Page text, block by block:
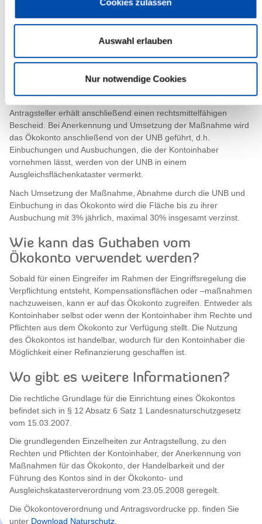
Cookies zulassen
Auswahl erlauben
Nur notwendige Cookies
rechtzeitig vor Beginn der Naturschutzmaßnahme zu stellen, da
die Maßnahme sonst nicht anerkannt werden kann. Neben den
der Antrag insbesondere die Dokumentation des
Ausgangzustandes der Fläche, die Beschreibung der geplanten
bzw. dem langfristig angestrebten Entwicklungsziel enthalten.
Antragsteller erhält anschließend einen rechtsmittelfähigen
Bescheid. Bei Anerkennung und Umsetzung der Maßnahme wird
das Ökokonto anschließend von der UNB geführt, d.h.
Einbuchungen und Ausbuchungen, die der Kontoinhaber
vornehmen lässt, werden von der UNB in einem
Ausgleichsflächenkataster vermerkt.
Nach Umsetzung der Maßnahme, Abnahme durch die UNB und
Einbuchung in das Ökokonto wird die Fläche bis zu ihrer
Ausbuchung mit 3% jährlich, maximal 30% insgesamt verzinst.
Wie kann das Guthaben vom
Ökokonto verwendet werden?
Sobald für einen Eingreifer im Rahmen der Eingriffsregelung die
Verpflichtung entsteht, Kompensationsflächen oder –maßnahmen
nachzuweisen, kann er auf das Ökokonto zugreifen. Entweder als
Kontoinhaber selbst oder wenn der Kontoinhaber ihm Rechte und
Pflichten aus dem Ökokonto zur Verfügung stellt. Die Nutzung
des Ökokontos ist handelbar, wodurch für den Kontoinhaber die
Möglichkeit einer Refinanzierung geschaffen ist.
Wo gibt es weitere Informationen?
Die rechtliche Grundlage für die Einrichtung eines Ökokontos
befindet sich in § 12 Absatz 6 Satz 1 Landesnaturschutzgesetz
vom 15.03.2007.
Die grundlegenden Einzelheiten zur Antragstellung, zu den
Rechten und Pflichten der Kontoinhaber, der Anerkennung von
Maßnahmen für das Ökokonto, der Handelbarkeit und der
Führung des Kontos sind in der Ökokonto- und
Ausgleichskatasterverordnung vom 23.05.2008 geregelt.
Die Ökokontoverordnung und Antragsvordrucke pp. finden Sie
unter Download Naturschutz